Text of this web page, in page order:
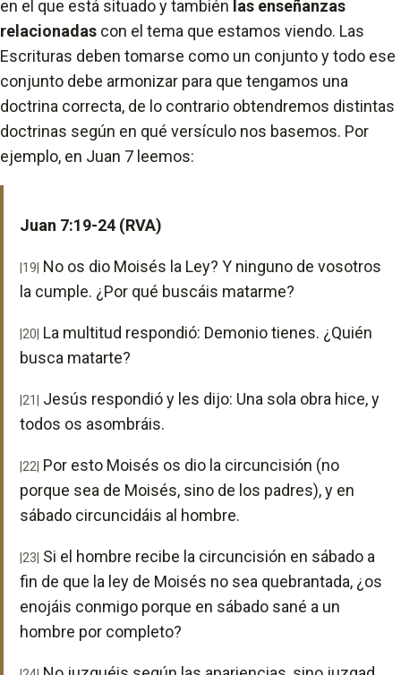
en el que está situado y también las enseñanzas
relacionadas con el tema que estamos viendo. Las
Escrituras deben tomarse como un conjunto y todo ese
conjunto debe armonizar para que tengamos una
doctrina correcta, de lo contrario obtendremos distintas
doctrinas según en qué versículo nos basemos. Por
ejemplo, en Juan 7 leemos:
Juan 7:19-24 (RVA)
|19| No os dio Moisés la Ley? Y ninguno de vosotros
la cumple. ¿Por qué buscáis matarme?
|20| La multitud respondió: Demonio tienes. ¿Quién
busca matarte?
|21|
Jesús respondió y les dijo: Una sola obra hice, y
todos os asombráis.
|22| Por esto Moisés os dio la circuncisión (no
porque sea de Moisés, sino de los padres), y en
sábado circuncidáis al hombre.
|23| Si el hombre recibe la circuncisión en sábado a
fin de que la ley de Moisés no sea quebrantada, ¿os
enojáis conmigo porque en sábado sané a un
hombre por completo?